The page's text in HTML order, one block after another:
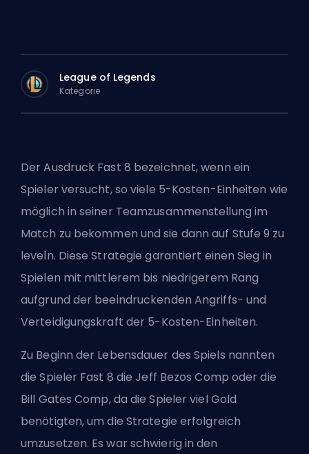
League of Legends
Kategorie
Der Ausdruck Fast 8 bezeichnet, wenn ein
Spieler versucht, so viele 5-Kosten-Einheiten wie
möglich in seiner Teamzusammenstellung im
Match zu bekommen und sie dann auf Stufe 9 zu
leveln. Diese Strategie garantiert einen Sieg in
Spielen mit mittlerem bis niedrigerem Rang
aufgrund der beeindruckenden Angriffs- und
Verteidigungskraft der 5-Kosten-Einheiten.
Zu Beginn der Lebensdauer des Spiels nannten
die Spieler Fast 8 die Jeff Bezos Comp oder die
Bill Gates Comp, da die Spieler viel Gold
benötigten, um die Strategie erfolgreich
umzusetzen. Es war schwierig in den